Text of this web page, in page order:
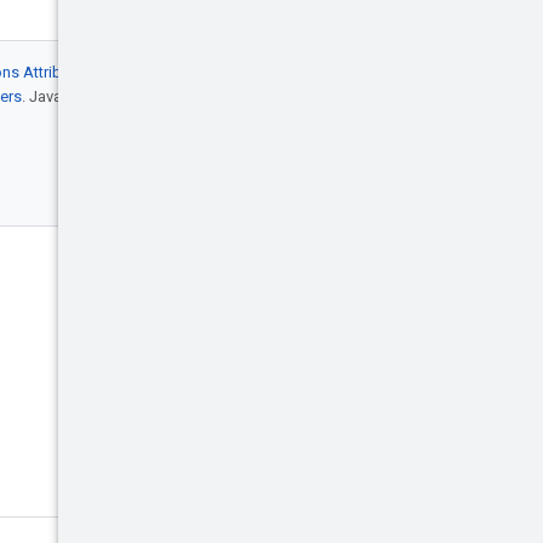
Attribution 4.0
. Java è un marchio registrato di Oracle